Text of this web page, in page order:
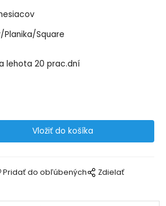
Planika/Square
lehota 20 prac.dní
Pridať do obľúbených Zdielať